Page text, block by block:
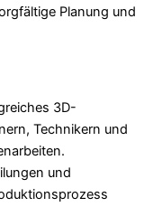
Planung und
3D-
Technikern und
und